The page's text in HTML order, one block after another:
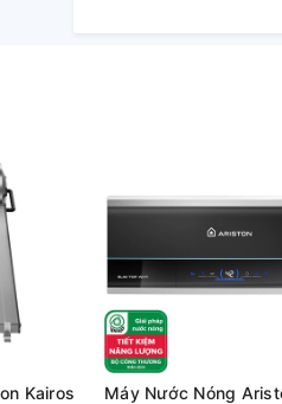
Kairos
Máy Nước Nóng